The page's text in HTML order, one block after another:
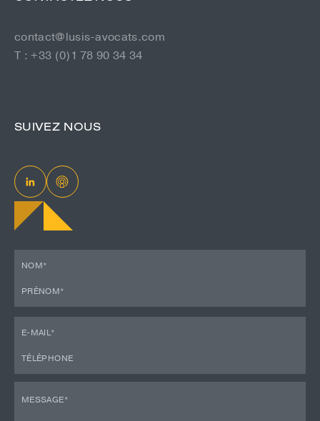
SUIVEZ NOUS
contact@lusis-avocats.com
T : +33 (0)1 78 90 34 34